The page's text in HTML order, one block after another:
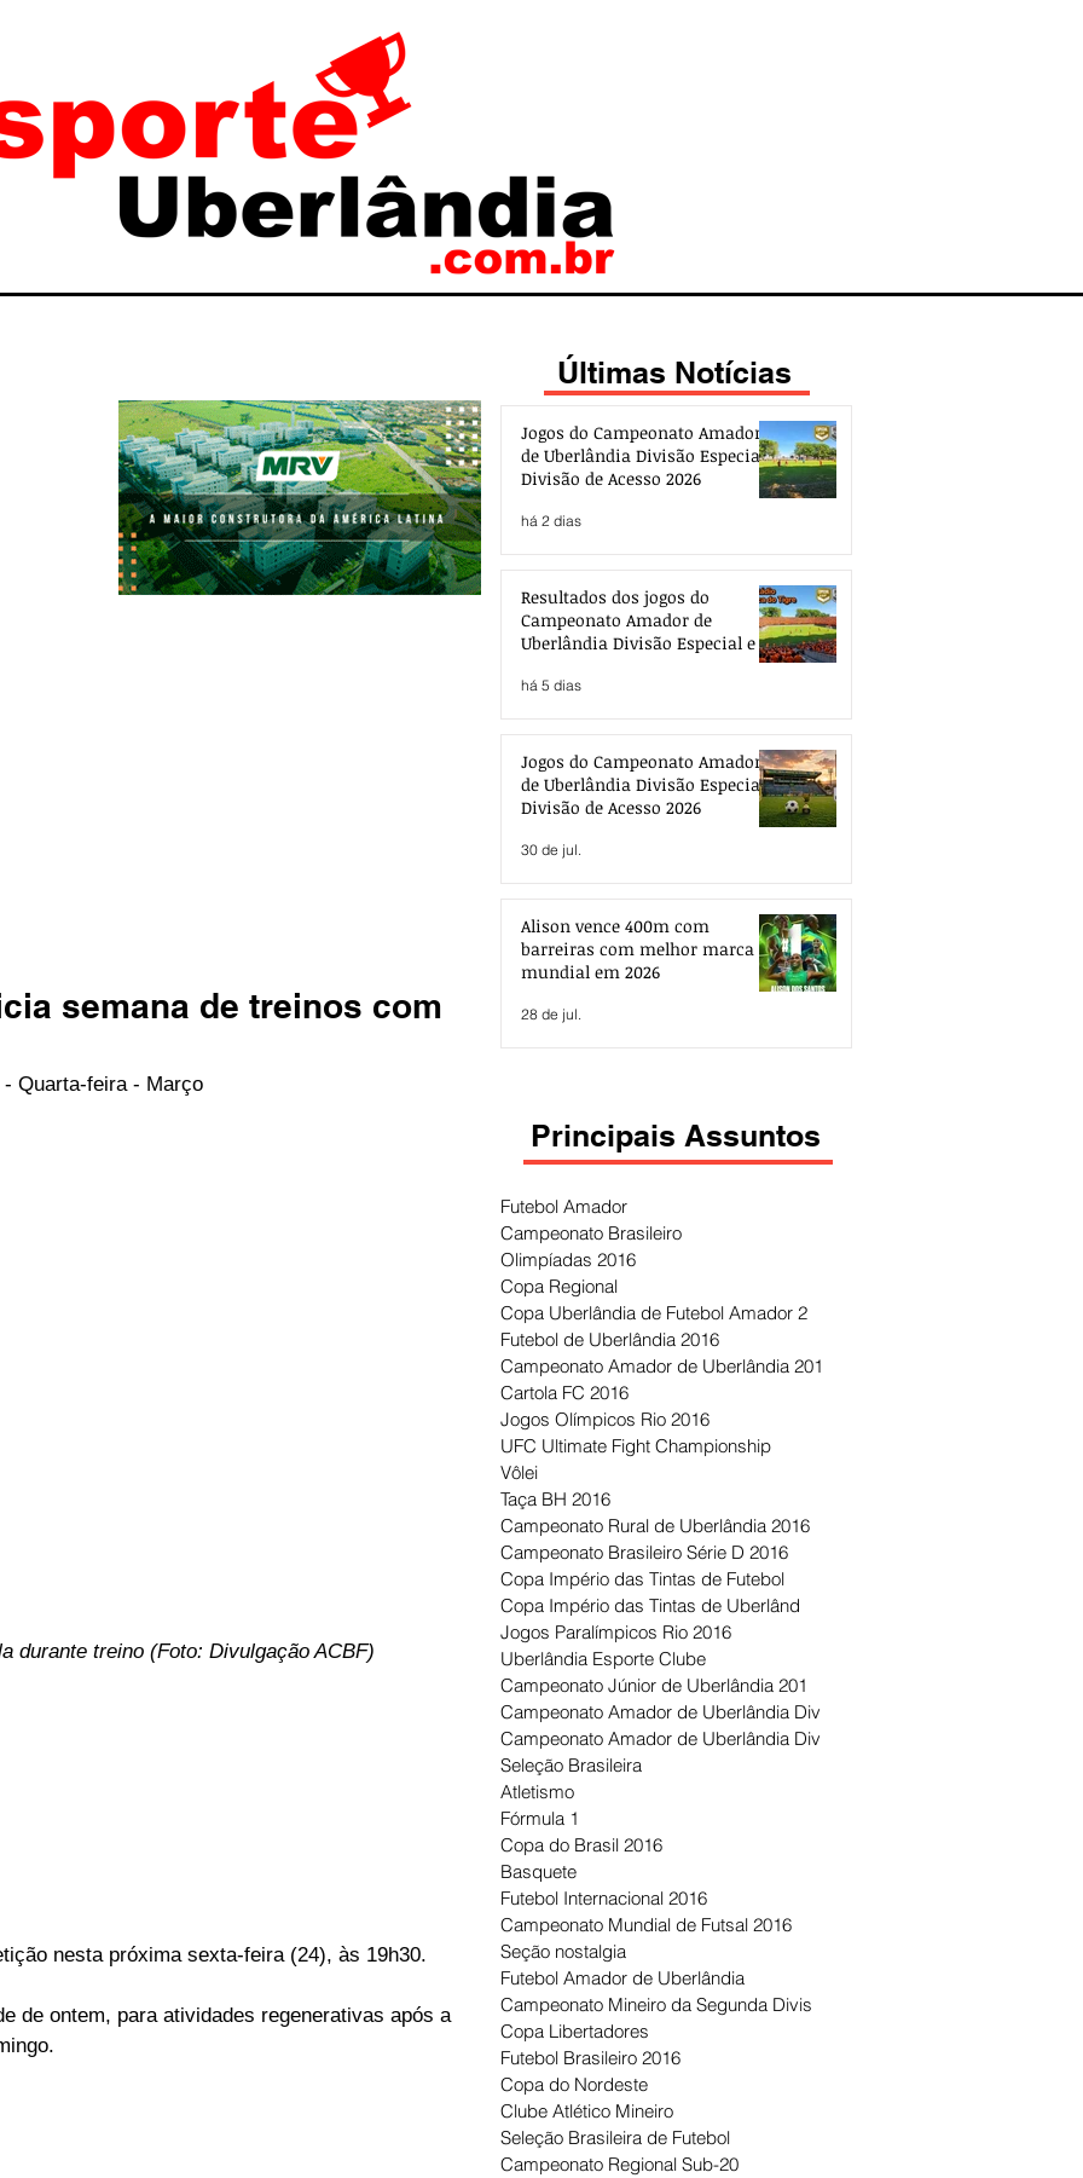
semana de treinos com
Quarta-feira - Março
durante treino (Foto: Divulgação ACBF)
nesta próxima sexta-feira (24), às 19h30.
de ontem, para atividades regenerativas após a
Últimas Notícias
Jogos do Campeonato Amador
de Uberlândia Divisão Especial e
Divisão de Acesso 2026
há 2 dias
Resultados dos jogos do
Campeonato Amador de
Uberlândia Divisão Especial e de
há 5 dias
Jogos do Campeonato Amador
de Uberlândia Divisão Especial e
Divisão de Acesso 2026
30 de jul.
Alison vence 400m com
barreiras com melhor marca
mundial em 2026
28 de jul.
Principais Assuntos
Futebol Amador
Campeonato Brasileiro
Olimpíadas 2016
Copa Regional
Copa Uberlândia de Futebol Amador 2
Futebol de Uberlândia 2016
Campeonato Amador de Uberlândia 201
Cartola FC 2016
Jogos Olímpicos Rio 2016
UFC Ultimate Fight Championship
Vôlei
Taça BH 2016
Campeonato Rural de Uberlândia 2016
Campeonato Brasileiro Série D 2016
Copa Império das Tintas de Futebol
Copa Império das Tintas de Uberlând
Jogos Paralímpicos Rio 2016
Uberlândia Esporte Clube
Campeonato Júnior de Uberlândia 201
Campeonato Amador de Uberlândia Div
Campeonato Amador de Uberlândia Div
Seleção Brasileira
Atletismo
Fórmula 1
Copa do Brasil 2016
Basquete
Futebol Internacional 2016
Campeonato Mundial de Futsal 2016
Seção nostalgia
Futebol Amador de Uberlândia
Campeonato Mineiro da Segunda Divis
Copa Libertadores
Futebol Brasileiro 2016
Copa do Nordeste
Clube Atlético Mineiro
Seleção Brasileira de Futebol
Campeonato Regional Sub-20